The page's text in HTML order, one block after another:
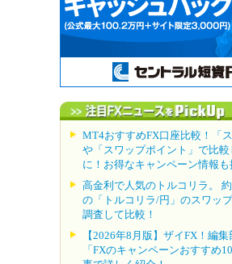
MT4おすすめFX口座比較！「ス
や「スワップポイント」で比
に！お得なキャンペーン情報も
高金利で人気のトルコリラ。
の「トルコリラ/円」のスワッ
調査して比較！
【2026年8月版】ザイFX！編
「FXのキャンペーンおすすめ